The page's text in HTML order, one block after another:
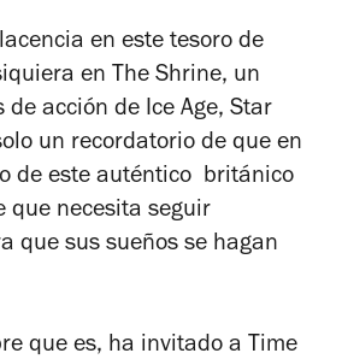
en este tesoro de
en The Shrine, un
de acción de Ice Age, Star
un recordatorio de que en
de este auténtico británico
que necesita seguir
que sus sueños se hagan
que es, ha invitado a Time